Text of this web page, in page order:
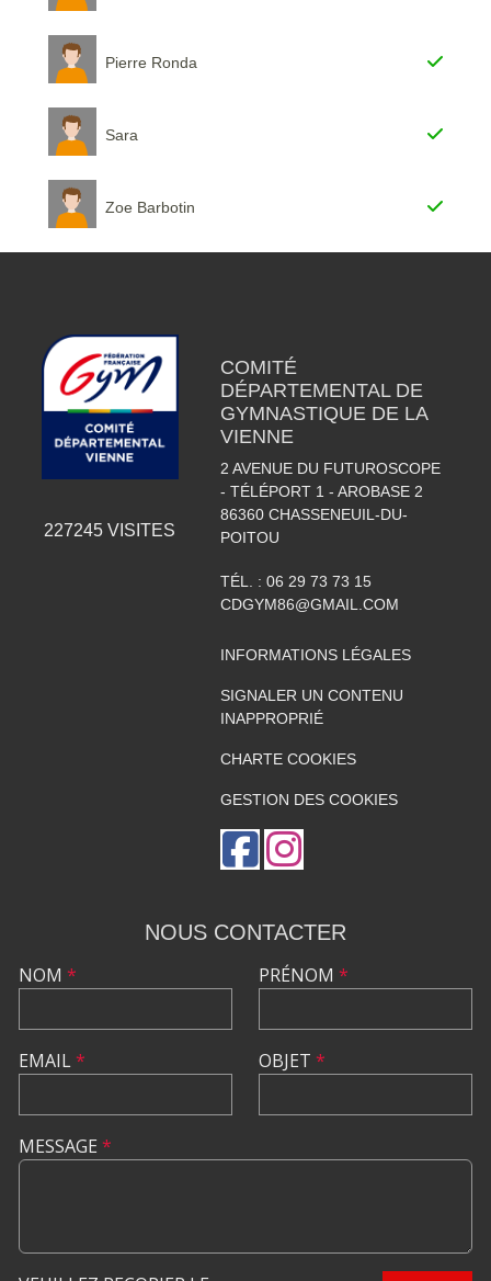
Pierre Ronda
Sara
Zoe Barbotin
227245 VISITES
COMITÉ
DÉPARTEMENTAL DE
GYMNASTIQUE DE LA
VIENNE
2 AVENUE DU FUTUROSCOPE
- TÉLÉPORT 1 - AROBASE 2
86360 CHASSENEUIL-DU-
POITOU
TÉL. : 06 29 73 73 15
CDGYM86@GMAIL.COM
INFORMATIONS LÉGALES
SIGNALER UN CONTENU
INAPPROPRIÉ
CHARTE COOKIES
GESTION DES COOKIES
NOUS CONTACTER
NOM *
EMAIL*
PRÉNOM *
OBJET *
MESSAGE *